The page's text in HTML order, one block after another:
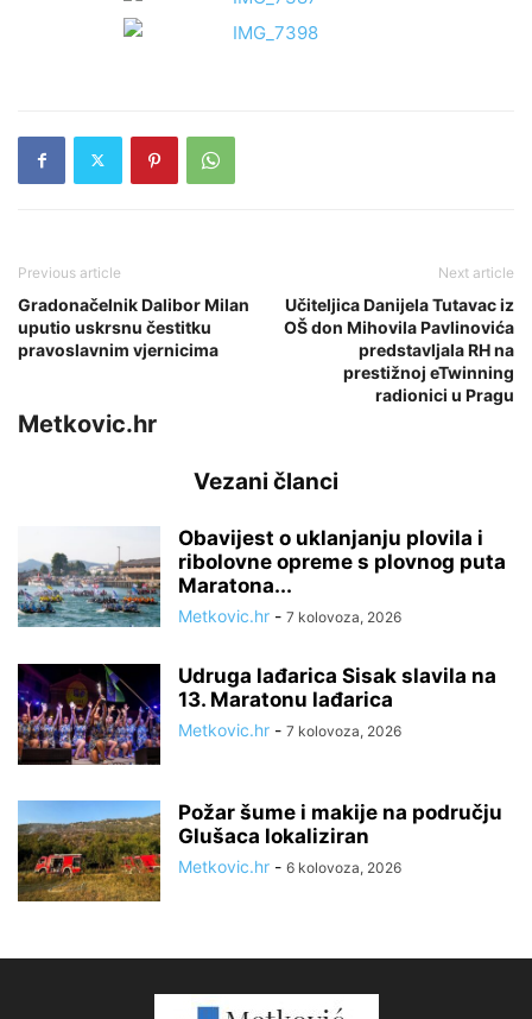
Previous article
Gradonačelnik Dalibor Milan
uputio uskrsnu čestitku
pravoslavnim vjernicima
Next article
Učiteljica Danijela Tutavac iz
OŠ don Mihovila Pavlinovića
predstavljala RH na
prestižnoj eTwinning
radionici u Pragu
Metkovic.hr
Vezani članci
Obavijest o uklanjanju plovila i
ribolovne opreme s plovnog puta
Maratona...
Metkovic.hr - 7 kolovoza, 2026
Udruga lađarica Sisak slavila na
13. Maratonu lađarica
Metkovic.hr - 7 kolovoza, 2026
Požar šume i makije na području
Glušaca lokaliziran
Metkovic.hr - 6 kolovoza, 2026